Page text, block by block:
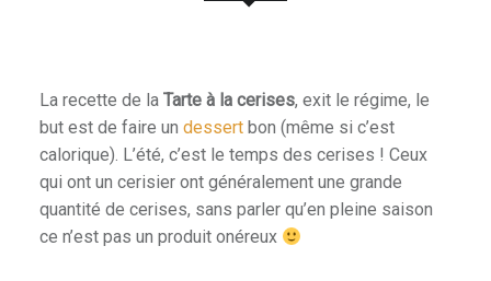
La recette de la Tarte à la cerises, exit le régime, le
but est de faire un dessertbon (même si c’est
calorique). L’été, c’est le temps des cerises ! Ceux
qui ont un cerisier ont généralement une grande
quantité de cerises, sans parler qu’en pleine saison
ce n’est pas un produit onéreux